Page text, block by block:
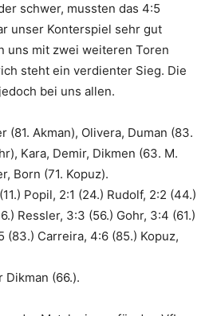
schwer, mussten das 4:5
unser Konterspiel sehr gut
uns mit zwei weiteren Toren
steht ein verdienter Sieg. Die
bei uns allen.
(81. Akman), Olivera, Duman (83.
Kara, Demir, Dikmen (63. M.
Born (71. Kopuz).
Popil, 2:1 (24.) Rudolf, 2:2 (44.)
Ressler, 3:3 (56.) Gohr, 3:4 (61.)
(83.) Carreira, 4:6 (85.) Kopuz,
Dikman (66.).